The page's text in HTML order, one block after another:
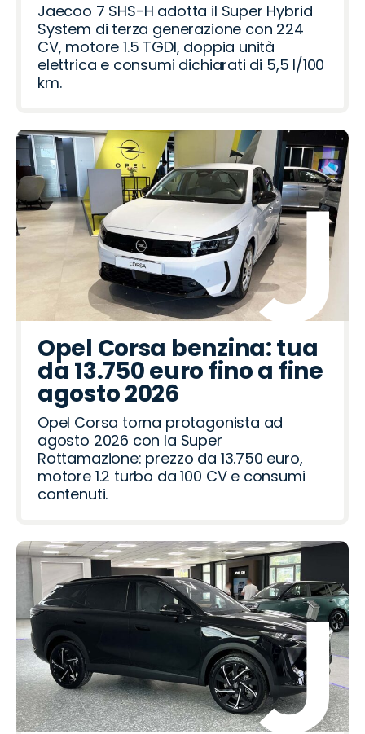
Jaecoo 7 SHS-H adotta il Super Hybrid
System di terza generazione con 224
CV, motore 1.5 TGDI, doppia unità
elettrica e consumi dichiarati di 5,5 l/100
km.
Opel Corsa benzina: tua
da 13.750 euro fino a fine
agosto 2026
Opel Corsa torna protagonista ad
agosto 2026 con la Super
Rottamazione: prezzo da 13.750 euro,
motore 1.2 turbo da 100 CV e consumi
contenuti.